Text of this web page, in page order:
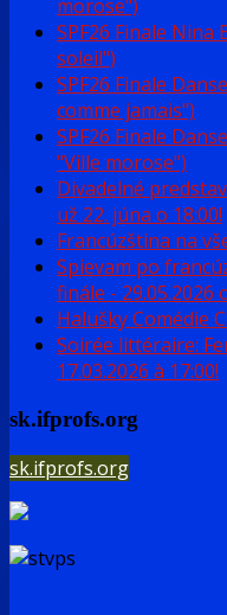
morose")
SPF26 Finale Nina
soleil")
SPF26 Finale
comme jamais")
SPF26 Finale
"Ville morose")
Divadelné
už 22. júna o 18:00!
Francúzština na
Spievam po
finále - 29.05.2026
Halušky Comédie
Soirée littéraire:
17.03.2026 à 17:00!
sk.ifprofs.org
sk.ifprofs.org